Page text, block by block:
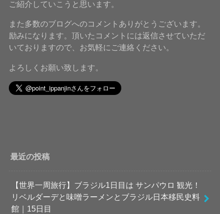
ご紹介していこうと思います。
また多数のブログへのコメントありがとうございます。
励みになります。頂いたコメントには返信させていただ
いておりますので、お気軽にご連絡ください。
よろしくお願い致します。
最近の投稿
【世界一周旅行】ブラジル1日目は サンパウロ 観光！
リベルダーデと味噌ラーメンとブラジル日本移民史料
館｜15日目